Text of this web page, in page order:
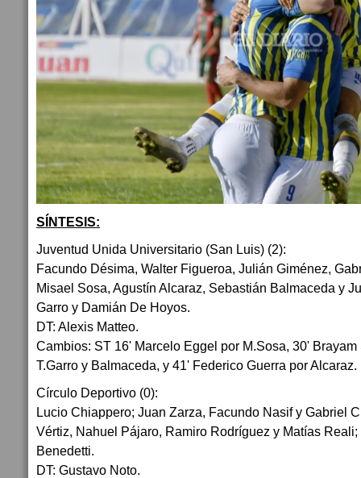
SÍNTESIS:
Juventud Unida Universitario (San Luis) (2):
Facundo Désima, Walter Figueroa, Julián Giménez,
Misael Sosa, Agustín Alcaraz, Sebastián Balmaceda y
Garro y Damián De Hoyos.
DT: Alexis Matteo.
Cambios: ST 16' Marcelo Eggel por M.Sosa, 30'
T.Garro y Balmaceda, y 41' Federico Guerra por Alcaraz.
Círculo Deportivo (0):
Lucio Chiappero; Juan Zarza, Facundo Nasif y Gabriel
Vértiz, Nahuel Pájaro, Ramiro Rodríguez y Matías
Benedetti.
DT: Gustavo Noto.